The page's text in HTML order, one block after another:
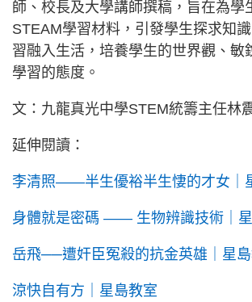
師、校長及大學講師撰稿，旨在為學
STEAM學習材料，引發學生探求知
習融入生活，培養學生的世界觀、敏
學習的態度。
文：九龍真光中學STEM統籌主任林
延伸閱讀：
李清照——半生優裕半生悽的才女｜
身體就是密碼 —— 生物辨識技術｜
岳飛──遭奸臣冤殺的抗金英雄｜星
涼快自有方｜星島教室